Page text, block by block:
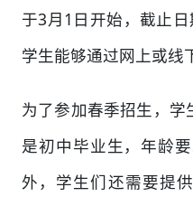
于3月1日开始，截止日
学生能够通过网上或线
为了参加春季招生，
是初中毕业生，年龄
外，学生们还需要提